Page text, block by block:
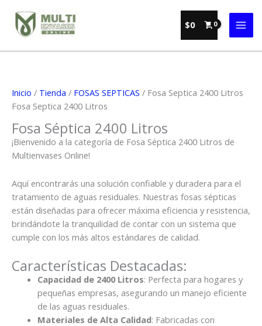
contenido
$0
Inicio / Tienda / FOSAS SEPTICAS / Fosa Septica 2400 Litros
Fosa Septica 2400 Litros
Fosa Séptica 2400 Litros
¡Bienvenido a la categoría de Fosa Séptica 2400 Litros de
Multienvases Online!
Aquí encontrarás una solución confiable y duradera para el
tratamiento de aguas residuales. Nuestras fosas sépticas
están diseñadas para ofrecer máxima eficiencia y resistencia,
brindándote la tranquilidad de contar con un sistema que
cumple con los más altos estándares de calidad.
Características Destacadas:
Capacidad de 2400 Litros: Perfecta para hogares y
pequeñas empresas, asegurando un manejo eficiente
de las aguas residuales.
Materiales de Alta Calidad: Fabricadas con